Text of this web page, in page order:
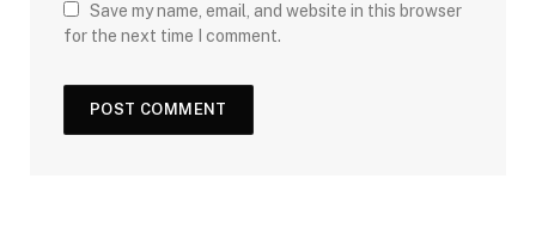
Save my name, email, and website in this browser
for the next time I comment.